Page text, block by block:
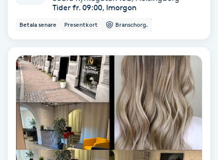
Nagelförstärkning
Nagelklippning
Nagelsvamp
Nageltrång
Nagelvård
Tider fr. 09:00, Imorgon
Betala senare Presentkort Branschorg.